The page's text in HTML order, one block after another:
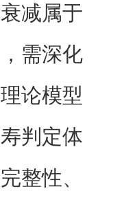
减属于
需深化
论模型
判定体
整性、